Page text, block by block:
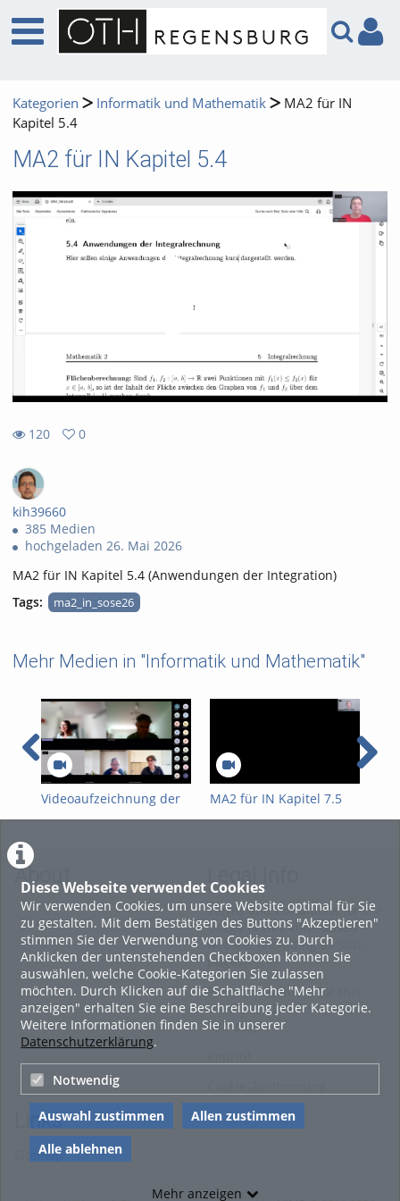
Diese Webseite verwendet Cookies
Wir verwenden Cookies, um unsere Website optimal für Sie
zu gestalten. Mit dem Bestätigen des Buttons "Akzeptieren"
stimmen Sie der Verwendung von Cookies zu. Durch
Anklicken der untenstehenden Checkboxen können Sie
auswählen, welche Cookie-Kategorien Sie zulassen
möchten. Durch Klicken auf die Schaltfläche "Mehr
anzeigen" erhalten Sie eine Beschreibung jeder Kategorie.
Weitere Informationen finden Sie in unserer
Datenschutzerklärung.
Notwendig
Auswahl zustimmen
Allen zustimmen
Alle ablehnen
Mehr anzeigen
Kategorien Informatik und Mathematik
MA2 für IN
Kapitel 5.4
MA2 für IN Kapitel 5.4
120
views
0
favorites
kih39660
385 Medien
hochgeladen 26. Mai 2026
MA2 für IN Kapitel 5.4 (Anwendungen der Integration)
Tags:
ma2_in_sose26
Mehr Medien in "Informatik und Mathematik"
Videoaufzeichnung der
FWPM-
MA2 für IN Kapitel 7.5
Mehrdimensionale
About Legal Info
Terms and Conditions for the
Usage of this ViMP based
website (including all sub-
pages)
Privacy Statement for this
ViMP based Website incl.
Sub-pages
Links
Sitemap